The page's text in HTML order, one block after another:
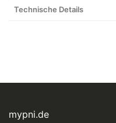
Technische Details
mypni.de